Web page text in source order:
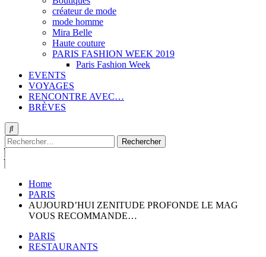
créateur de mode
mode homme
Mira Belle
Haute couture
PARIS FASHION WEEK 2019
Paris Fashion Week
EVENTS
VOYAGES
RENCONTRE AVEC…
BRÈVES
Rechercher :
Home
PARIS
AUJOURD’HUI ZENITUDE PROFONDE LE MAG
VOUS RECOMMANDE…
PARIS
RESTAURANTS